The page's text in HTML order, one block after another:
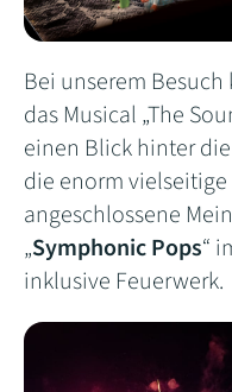
Bei unserem
das Musical „The
einen Blick hinter
die enorm
angeschlossene
„Symphonic Pops“
inklusive Feuerwerk.